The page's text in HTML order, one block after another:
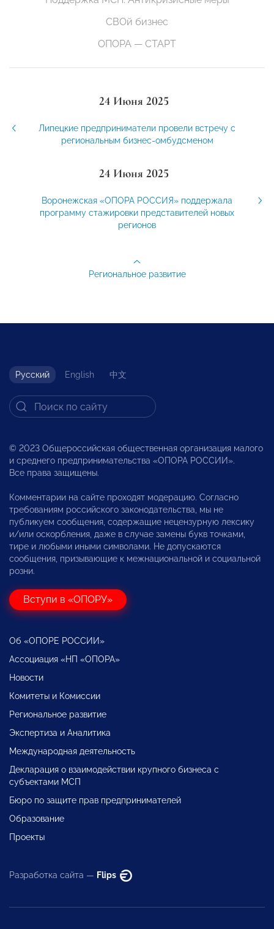
СВОй бизнес
ОПОРА — СТАРТ
24 Июня 2025
Липецкие предприниматели провели встречу с
региональным бизнес-омбудсменом
24 Июня 2025
Воронежская «ОПОРА РОССИЯ» поддержала
программу стажировки представителей новых
регионов
Региональное развитие
Русский English 中文
© 2023 Общероссийская общественная организация малого
и среднего предпринимательства «ОПОРА РОССИИ».
Все права защищены.
Комментарии на сайте проходят модерацию. Согласно
требованиям российского законодательства, мы не
публикуем сообщения, содержащие нецензурную лексику
и/или оскорбления, даже в случае замены букв точками,
тире и любыми иными символами. Не допускаются
сообщения, призывающие к межнациональной и социальной
розни.
Вступи в «ОПОРУ»
Об «ОПОРЕ РОССИИ»
Ассоциация «НП «ОПОРА»
Новости
Комитеты и Комиссии
Региональное развитие
Экспертиза и Аналитика
Международная деятельность
Декларация о взаимодействии крупного бизнеса с
субъектами МСП
Бюро по защите прав предпринимателей
Образование
Проекты
Разработка сайта — Flips